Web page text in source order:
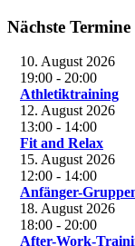
Nächste Termine
10. August 2026
19:00 - 20:00
Athletiktraining
12. August 2026
13:00 - 14:00
Fit and Relax
15. August 2026
12:00 - 14:00
Anfänger-
18. August 2026
18:00 - 20:00
After-Work-